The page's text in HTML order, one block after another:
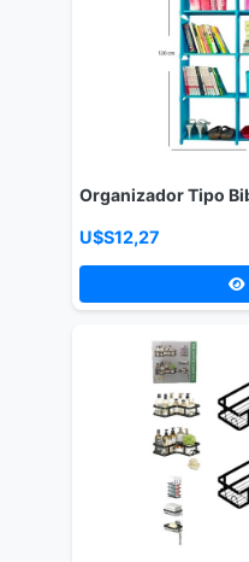
Organizador Tipo
U$S12,27